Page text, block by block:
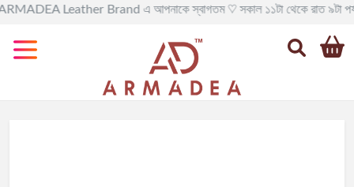
Leather Brand এ আপনাকে স্বাগতম ♡ সকাল ১১টা থেকে রাত ৯টা পর্যন্ত